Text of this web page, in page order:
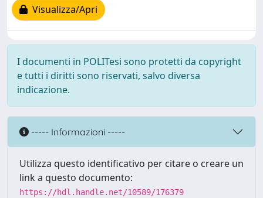
Visualizza/Apri
I documenti in POLITesi sono protetti da copyright
e tutti i diritti sono riservati, salvo diversa
indicazione.
----- Informazioni -----
Utilizza questo identificativo per citare o creare un
link a questo documento:
https://hdl.handle.net/10589/176379